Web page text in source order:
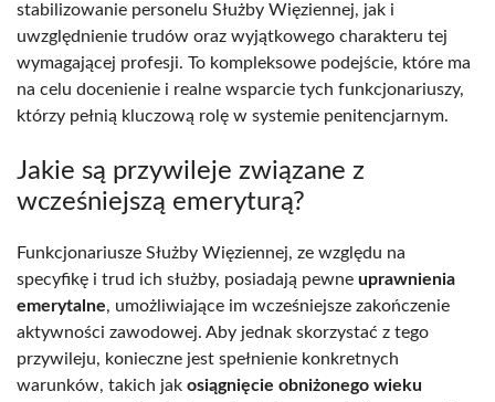
stabilizowanie personelu Służby Więziennej, jak i
uwzględnienie trudów oraz wyjątkowego charakteru tej
wymagającej profesji. To kompleksowe podejście, które ma
na celu docenienie i realne wsparcie tych funkcjonariuszy,
którzy pełnią kluczową rolę w systemie penitencjarnym.
Jakie są przywileje związane z
wcześniejszą emeryturą?
Funkcjonariusze Służby Więziennej, ze względu na
specyfikę i trud ich służby, posiadają pewne uprawnienia
emerytalne, umożliwiające im wcześniejsze zakończenie
aktywności zawodowej. Aby jednak skorzystać z tego
przywileju, konieczne jest spełnienie konkretnych
warunków, takich jak osiągnięcie obniżonego wieku